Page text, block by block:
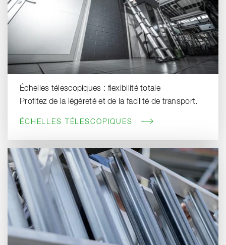
Échelles télescopiques : flexibilité totale
Profitez de la légèreté et de la facilité de transport.
ÉCHELLES TÉLESCOPIQUES